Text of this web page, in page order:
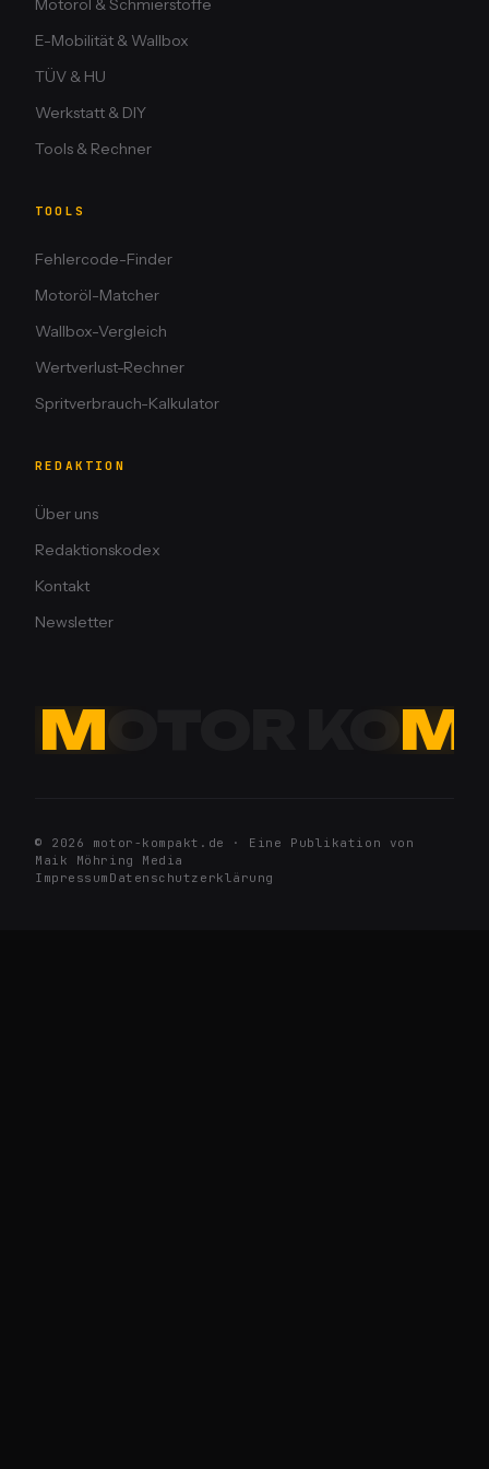
Motoröl & Schmierstoffe
E-Mobilität & Wallbox
TÜV & HU
Werkstatt & DIY
Tools & Rechner
TOOLS
Fehlercode-Finder
Motoröl-Matcher
Wallbox-Vergleich
Wertverlust-Rechner
Spritverbrauch-Kalkulator
REDAKTION
Über uns
Redaktionskodex
Kontakt
Newsletter
M M
© 2026 motor-kompakt.de · Eine Publikation von
Maik Möhring Media
Impressum Datenschutzerklärung